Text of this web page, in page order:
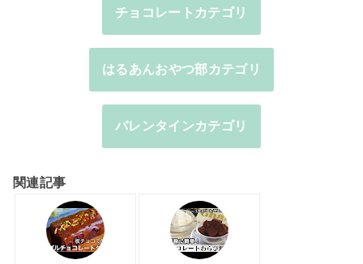
チョコレートカテゴリ
はるあんおやつ部カテゴリ
バレンタインカテゴリ
関連記事